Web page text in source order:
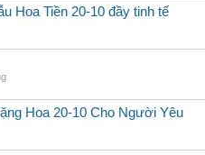
Hoa Tiền 20-10 đầy tinh tế
Hoa 20-10 Cho Người Yêu